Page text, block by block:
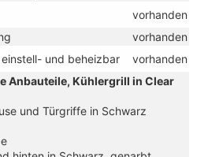
vorhanden
vorhanden
und beheizbar
vorhanden
Anbauteile, Kühlergrill in Clear
und Türgriffe in Schwarz